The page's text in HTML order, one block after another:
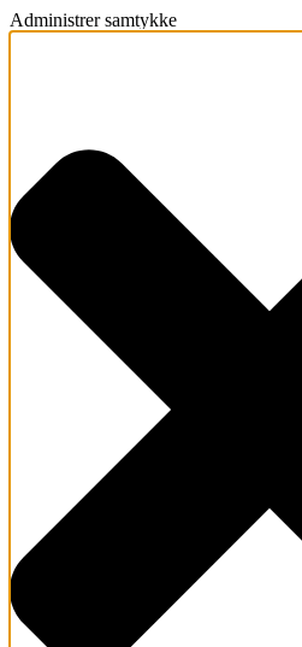
Administrer samtykke